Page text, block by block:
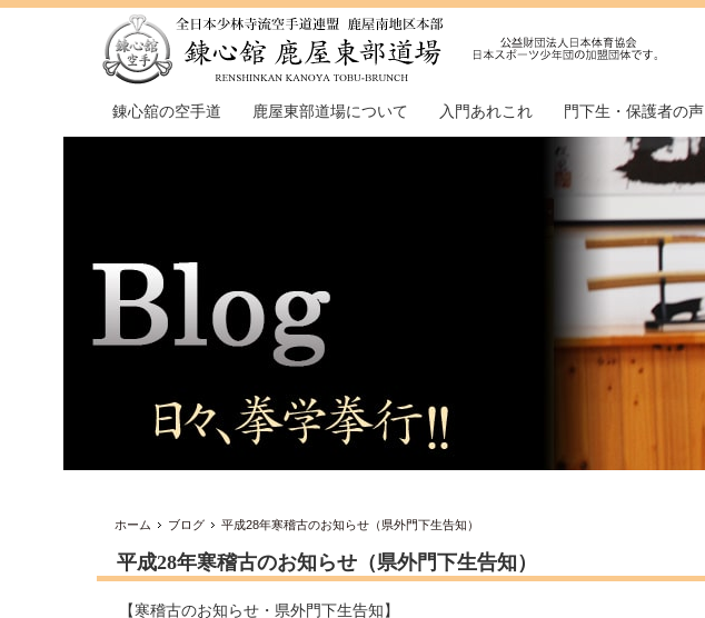
錬心舘の空手道 鹿屋東部道場について 入門あれこれ 門下生・保護者の声
ホーム ブログ 平成28年寒稽古のお知らせ（県外門下生告知）
平成28年寒稽古のお知らせ（県外門下生告知）
【寒稽古のお知らせ・県外門下生告知】